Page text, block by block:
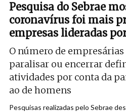
Pesquisa do Sebrae
coronavírus foi mais
empresas lideradas
O número de
paralisar ou encerrar
atividades por conta da
ao de homens
Pesquisas realizadas pelo Sebrae